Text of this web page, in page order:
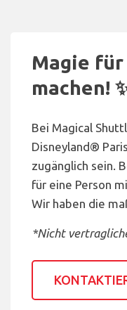
Magie
machen!
Bei Magical
Disneyland®
zugänglich sein.
für eine Person
Wir haben die
*Nicht